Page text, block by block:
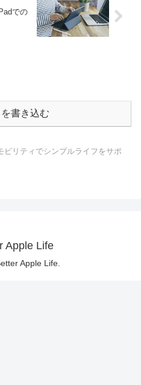
での
書き込む
ビリティでシンプルライフをサポ
Apple Life
Apple Life.